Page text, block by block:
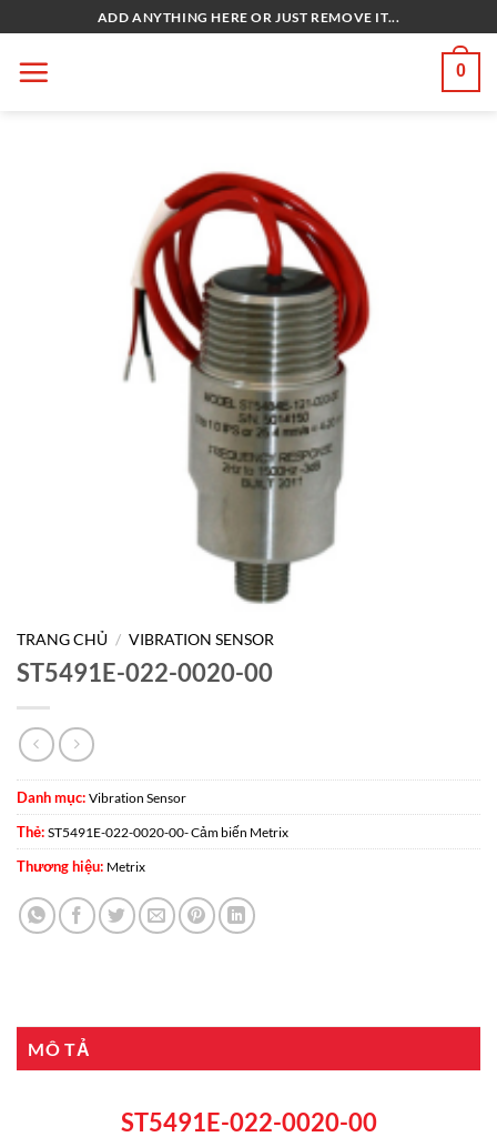
qua
nội
ADD ANYTHING HERE OR JUST REMOVE IT...
0
TRANG CHỦ / VIBRATION SENSOR
ST5491E-022-0020-00
Danh mục: Vibration Sensor
Thẻ: ST5491E-022-0020-00- Cảm biến Metrix
Thương hiệu: Metrix
MÔ TẢ
ST5491E-022-0020-00